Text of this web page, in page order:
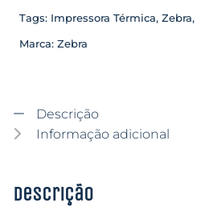
Tags: Impressora Térmica, Zebra,
Marca: Zebra
Descrição
Informação adicional
Descrição